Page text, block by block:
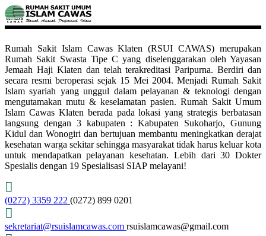
Rumah Sakit Islam Cawas Klaten (RSUI CAWAS) merupakan
Rumah Sakit Swasta Tipe C yang diselenggarakan oleh Yayasan
Jemaah Haji Klaten dan telah terakreditasi Paripurna. Berdiri dan
secara resmi beroperasi sejak 15 Mei 2004. Menjadi Rumah Sakit
Islam syariah yang unggul dalam pelayanan & teknologi dengan
mengutamakan mutu & keselamatan pasien. Rumah Sakit Umum
Islam Cawas Klaten berada pada lokasi yang strategis berbatasan
langsung dengan 3 kabupaten : Kabupaten Sukoharjo, Gunung
Kidul dan Wonogiri dan bertujuan membantu meningkatkan derajat
kesehatan warga sekitar sehingga masyarakat tidak harus keluar kota
untuk mendapatkan pelayanan kesehatan. Lebih dari 30 Dokter
Spesialis dengan 19 Spesialisasi SIAP melayani!
(0272) 3359 222 (0272) 899 0201
sekretariat@rsuislamcawas.com rsuislamcawas@gmail.com